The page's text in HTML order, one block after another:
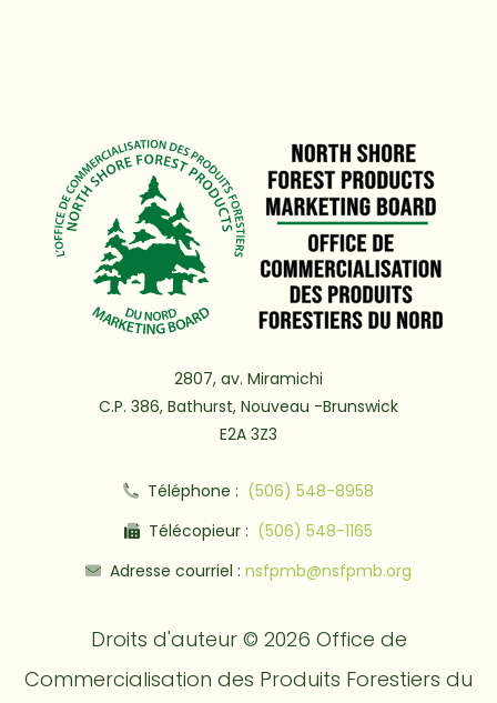
2807, av. Miramichi
C.P. 386, Bathurst, Nouveau -Brunswick
E2A 3Z3
Téléphone : (506) 548-8958
Télécopieur : (506) 548-1165
Adresse courriel : nsfpmb@nsfpmb.org
Droits d'auteur © 2026 Office de
Commercialisation des Produits Forestiers du